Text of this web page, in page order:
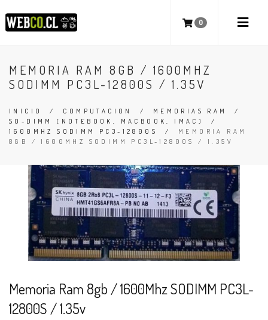
0
MEMORIA RAM 8GB / 1600MHZ
SODIMM PC3L-12800S / 1.35V
INICIO / COMPUTACION / MEMORIAS RAM
/
SO-DIMM (NOTEBOOK, MACBOOK, IMAC)
/
1600MHZ SODIMM PC3-12800S
/ MEMORIA RAM
8GB / 1600MHZ SODIMM PC3L-12800S / 1.35V
Memoria Ram 8gb / 1600Mhz SODIMM PC3L-
12800S / 1.35v